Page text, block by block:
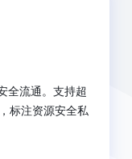
全流通。支持超
标注资源安全私